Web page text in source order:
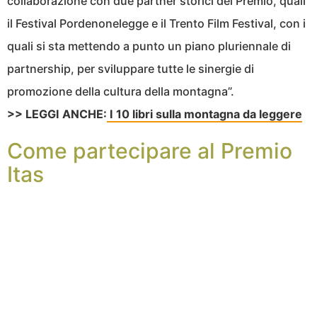
il Festival Pordenonelegge e il Trento Film Festival, con i
quali si sta mettendo a punto un piano pluriennale di
partnership, per sviluppare tutte le sinergie di
promozione della cultura della montagna”.
>> LEGGI ANCHE: I 10 libri sulla montagna da leggere
Come partecipare al Premio
Itas